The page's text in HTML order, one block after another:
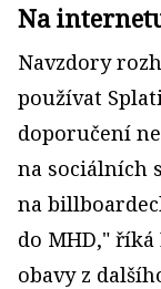
Na
Navzdory
používat
doporučení
na sociálních
na
do MHD," říká
obavy z